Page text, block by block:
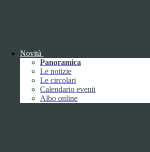
Novità
Panoramica
Le notizie
Le circolari
Calendario eventi
Albo online
Maggio1
Giugno
Luglio
Agosto
Settembre
Ottobre